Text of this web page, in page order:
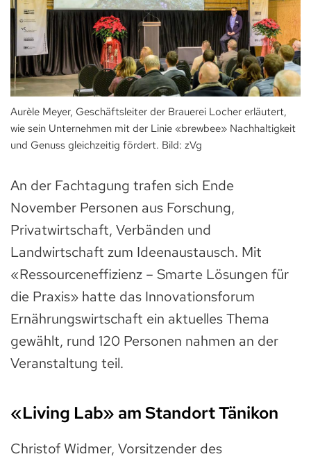
Aurèle Meyer, Geschäftsleiter der Brauerei Locher erläutert,
wie sein Unternehmen mit der Linie «brewbee» Nachhaltigkeit
und Genuss gleichzeitig fördert. Bild: zVg
An der Fachtagung trafen sich Ende
November Personen aus Forschung,
Privatwirtschaft, Verbänden und
Landwirtschaft zum Ideenaustausch. Mit
«Ressourceneffizienz – Smarte Lösungen für
die Praxis» hatte das Innovationsforum
Ernährungswirtschaft ein aktuelles Thema
gewählt, rund 120 Personen nahmen an der
Veranstaltung teil.
«Living Lab» am Standort Tänikon
Christof Widmer, Vorsitzender des